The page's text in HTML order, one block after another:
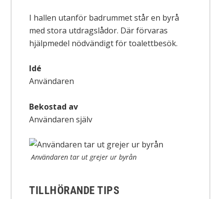
I hallen utanför badrummet står en byrå
med stora utdragslådor. Där förvaras
hjälpmedel nödvändigt för toalettbesök.
Idé
Användaren
Bekostad av
Användaren själv
Användaren tar ut grejer ur byrån
TILLHÖRANDE TIPS